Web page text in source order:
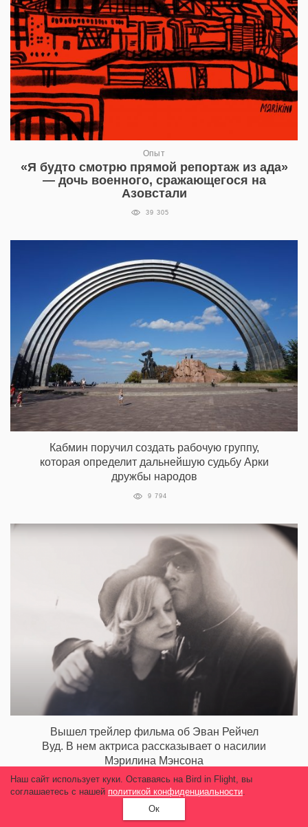
Опыт
«Я будто смотрю прямой репортаж из ада»
— дочь военного, сражающегося на
Азовстали
39 305
Кабмин поручил создать рабочую группу,
которая определит дальнейшую судьбу Арки
дружбы народов
9 794
Вышел трейлер фильма об Эван Рейчел
Вуд. В нем актриса рассказывает о насилии
Мэрилина Мэнсона
12 009
Наш сайт использует куки. Оставаясь на Bird in Flight, вы
соглашаетесь с нашей политикой конфиденциальности.
Ок